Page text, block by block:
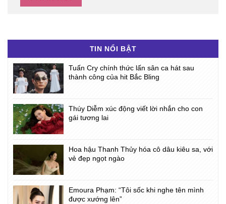
TIN NỔI BẬT
Tuấn Cry chính thức lấn sân ca hát sau
thành công của hit Bắc Bling
Thúy Diễm xúc động viết lời nhắn cho con
gái tương lai
Hoa hậu Thanh Thủy hóa cô dâu kiêu sa, với
vẻ đẹp ngọt ngào
Emoura Phạm: “Tôi sốc khi nghe tên mình
được xướng lên”